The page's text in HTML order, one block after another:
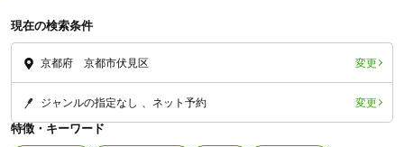
現在の検索条件
京都府 京都市伏見区 変更
ジャンルの指定なし ネット予約 変更
特徴・キーワード
「健康にはりを見た」